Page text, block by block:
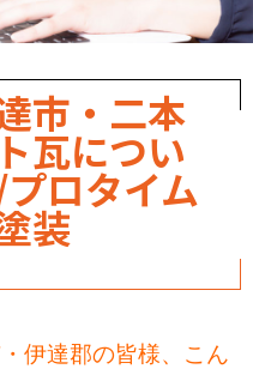
市・二本
瓦につい
ロタイム
装
伊達郡の皆様、こん